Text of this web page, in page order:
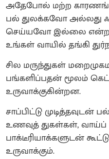
அதேபோல் மற்ற
பல் துலக்கவோ அல்லது
செய்யவோ இல்லை
உங்கள் வாயில் தங்கி
சில மருந்துகள்
பங்களிப்பதன் மூலம்
உருவாக்குகின்றன.
சாப்பிட்டு முடித்தவுடன்
உணவுத் துகள்கள், வாய்ப்
பாக்டீரியாக்களுடன்
உருவாக்கும்.